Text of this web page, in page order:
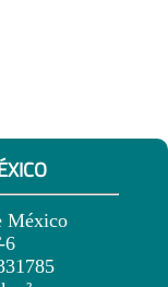
México
6